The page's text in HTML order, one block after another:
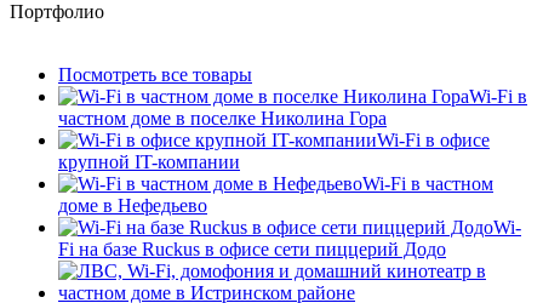
Портфолио
Посмотреть все товары
Wi-Fi в
частном доме в поселке Николина Гора
Wi-Fi в офисе
крупной IT-компании
Wi-Fi в частном
доме в Нефедьево
Wi-
Fi на базе Ruckus в офисе сети пиццерий Додо